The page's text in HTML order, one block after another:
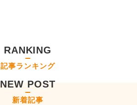
RANKING
記事ランキング
NEW POST
新着記事